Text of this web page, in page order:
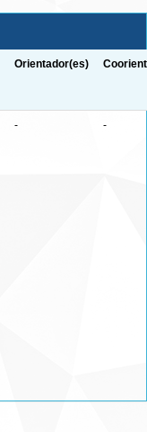
Orientador(es)
- -